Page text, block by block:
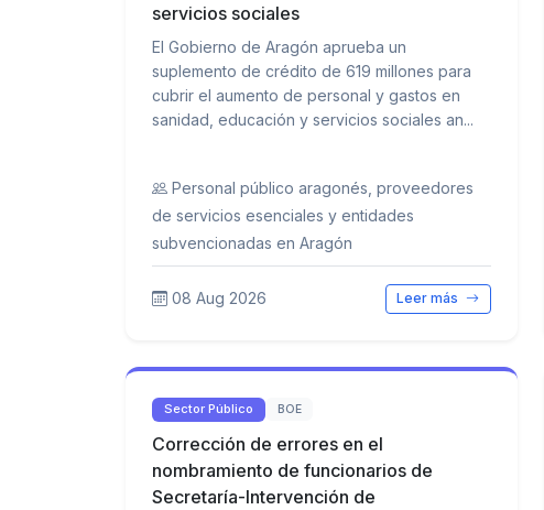
servicios sociales
El Gobierno de Aragón aprueba un
suplemento de crédito de 619 millones para
cubrir el aumento de personal y gastos en
sanidad, educación y servicios sociales an...
Personal público aragonés, proveedores
de servicios esenciales y entidades
subvencionadas en Aragón
08 Aug 2026 Leer más
Sector Público BOE
Corrección de errores en el
nombramiento de funcionarios de
Secretaría-Intervención de